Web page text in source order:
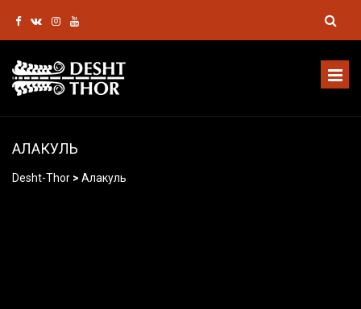
АЛАКУЛЬ
Desht-Thor > Алакуль